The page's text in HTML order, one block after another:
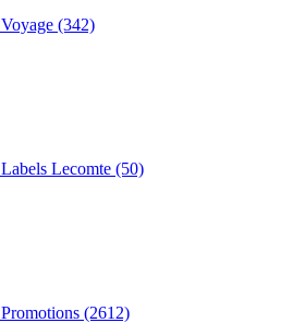
Voyage (342)
Labels Lecomte (50)
Promotions (2612)